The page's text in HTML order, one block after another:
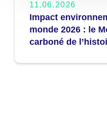
11.06.2026
Impact
monde 2026 : le
carboné de